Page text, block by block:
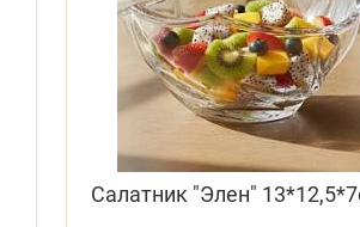
Салатник "Элен"